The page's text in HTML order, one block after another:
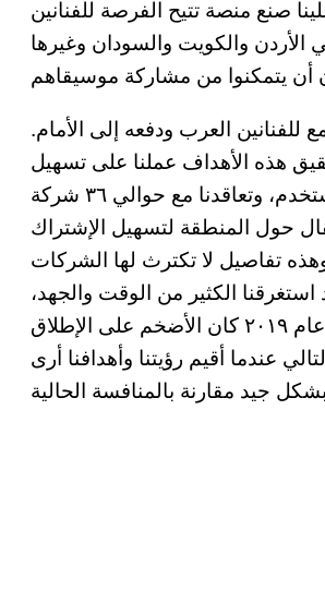
صنع منصة تتيح الفرصة للفنانين
الأردن والكويت والسودان وغيرها
للفنانين العرب ودفعه إلى الأمام.
هذه الأهداف عملنا على تسهيل
تجربة المستخدم، وتعاقدنا مع حوالي ٣٦ شركة
حول المنطقة لتسهيل الإشتراك
تفاصيل لا تكترث لها الشركات
استغرقنا الكثير من الوقت والجهد،
ولكن نمونا في عام ٢٠١٩ كان الأضخم على الإطلاق
٤٠٪. بالتالي عندما أقيم رؤيتنا وأهدافنا أرى